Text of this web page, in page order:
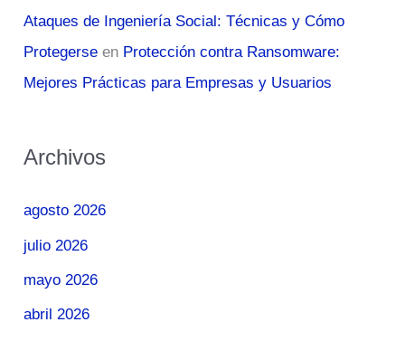
Ataques de Ingeniería Social: Técnicas y Cómo
Protegerse en Protección contra Ransomware:
Mejores Prácticas para Empresas y Usuarios
Archivos
agosto 2026
julio 2026
mayo 2026
abril 2026